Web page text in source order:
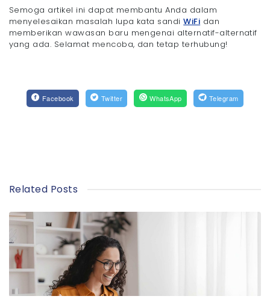
Semoga artikel ini dapat membantu Anda dalam
menyelesaikan masalah lupa kata sandiWiFi dan
memberikan wawasan baru mengenai alternatif-alternatif
yang ada. Selamat mencoba, dan tetap terhubung!
Facebook Twitter WhatsApp Telegram
Related Posts